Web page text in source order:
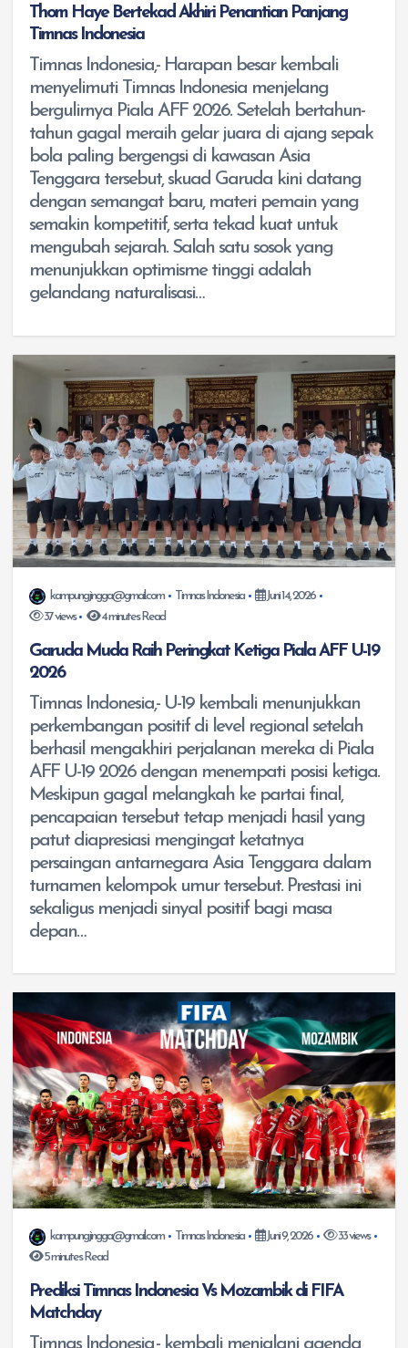
Thom Haye Bertekad Akhiri Penantian Panjang
Timnas Indonesia
Timnas Indonesia,- Harapan besar kembali
menyelimuti Timnas Indonesia menjelang
bergulirnya Piala AFF 2026. Setelah bertahun-
tahun gagal meraih gelar juara di ajang sepak
bola paling bergengsi di kawasan Asia
Tenggara tersebut, skuad Garuda kini datang
dengan semangat baru, materi pemain yang
semakin kompetitif, serta tekad kuat untuk
mengubah sejarah. Salah satu sosok yang
menunjukkan optimisme tinggi adalah
gelandang naturalisasi…
kampungjingga@gmail.com Timnas Indonesia
Juni 14, 2026
37 views
4 minutes Read
Garuda Muda Raih Peringkat Ketiga Piala AFF U-19
2026
Timnas Indonesia,- U-19 kembali menunjukkan
perkembangan positif di level regional setelah
berhasil mengakhiri perjalanan mereka di Piala
AFF U-19 2026 dengan menempati posisi ketiga.
Meskipun gagal melangkah ke partai final,
pencapaian tersebut tetap menjadi hasil yang
patut diapresiasi mengingat ketatnya
persaingan antarnegara Asia Tenggara dalam
turnamen kelompok umur tersebut. Prestasi ini
sekaligus menjadi sinyal positif bagi masa
depan…
kampungjingga@gmail.com Timnas Indonesia Juni 9, 2026
33 views
5 minutes Read
Prediksi Timnas Indonesia Vs Mozambik di FIFA
Matchday
Timnas Indonesia,- kembali menjalani agenda